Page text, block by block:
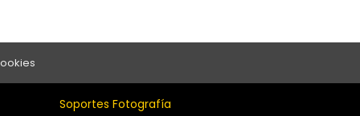
Soportes Fotografía